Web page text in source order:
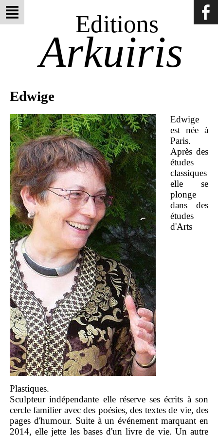
Editions
Arkuiris
Edwige
Edwige
est née à
Paris.
Après des
études
classiques
elle se
plonge
dans des
études
d'Arts
Plastiques.
Sculpteur indépendante elle réserve ses écrits à son
cercle familier avec des poésies, des textes de vie, des
pages d'humour. Suite à un événement marquant en
2014, elle jette les bases d'un livre de vie. Un autre